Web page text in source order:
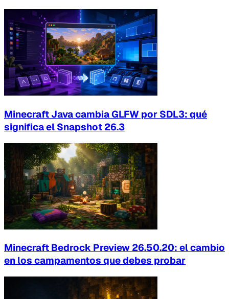
Minecraft Java cambia GLFW por SDL3: qué
significa el Snapshot 26.3
Minecraft Bedrock Preview 26.50.20: el cambio
en los campamentos que debes probar